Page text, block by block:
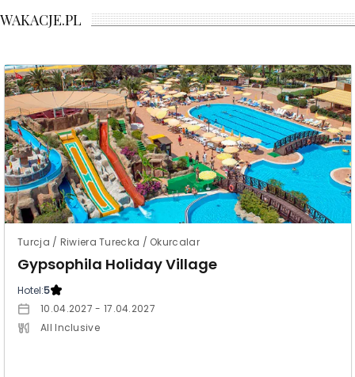
WAKACJE.PL
Turcja / Riwiera Turecka / Okurcalar
Gypsophila Holiday Village
Hotel:5
10.04.2027 - 17.04.2027
All Inclusive